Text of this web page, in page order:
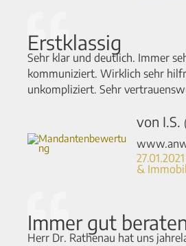
Erstklassig
Sehr klar und deutlich. Immer
kommuniziert. Wirklich sehr
unkompliziert. Sehr
von I.S.
&
Immer gut
Herr Dr. Rathenau hat uns